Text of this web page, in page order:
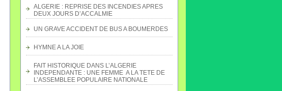
ALGERIE : REPRISE DES INCENDIES APRES
DEUX JOURS D’ACCALMIE
UN GRAVE ACCIDENT DE BUS A BOUMERDES
HYMNE A LA JOIE
FAIT HISTORIQUE DANS L’ALGERIE
INDEPENDANTE : UNE FEMME A LA TETE DE
L’ASSEMBLEE POPULAIRE NATIONALE